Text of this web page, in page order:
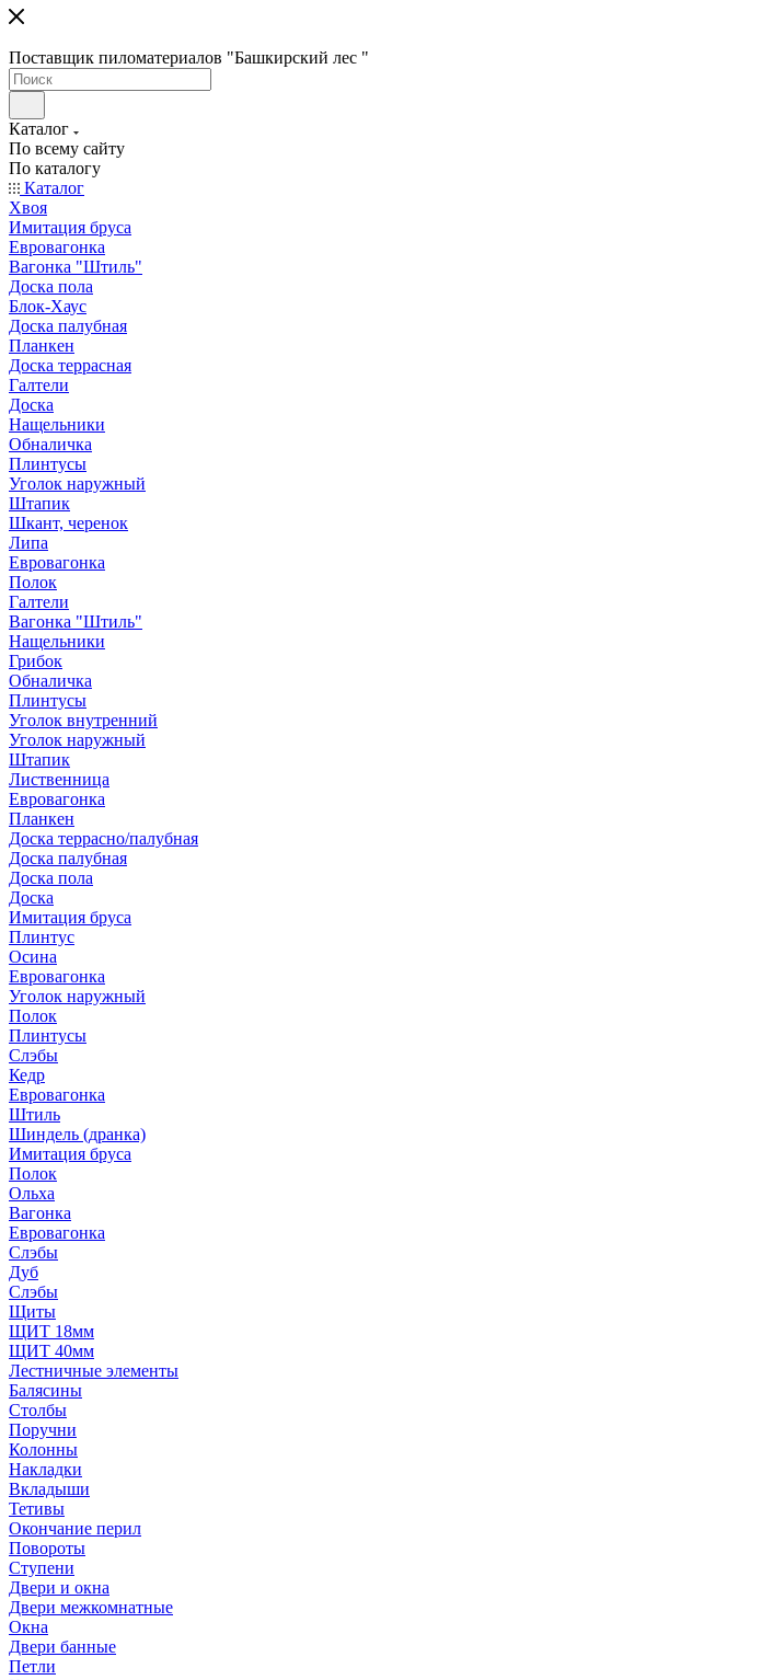
Поставщик пиломатериалов "Башкирский лес "
Каталог
По всему сайту
По каталогу
Каталог
Хвоя
Имитация бруса
Евровагонка
Вагонка "Штиль"
Доска пола
Блок-Хаус
Доска палубная
Планкен
Доска террасная
Галтели
Доска
Нащельники
Обналичка
Плинтусы
Уголок наружный
Штапик
Шкант, черенок
Липа
Евровагонка
Полок
Галтели
Вагонка "Штиль"
Нащельники
Грибок
Обналичка
Плинтусы
Уголок внутренний
Уголок наружный
Штапик
Лиственница
Евровагонка
Планкен
Доска террасно/палубная
Доска палубная
Доска пола
Доска
Имитация бруса
Плинтус
Осина
Евровагонка
Уголок наружный
Полок
Плинтусы
Слэбы
Кедр
Евровагонка
Штиль
Шиндель (дранка)
Имитация бруса
Полок
Ольха
Вагонка
Евровагонка
Слэбы
Дуб
Слэбы
Щиты
ЩИТ 18мм
ЩИТ 40мм
Лестничные элементы
Балясины
Столбы
Поручни
Колонны
Накладки
Вкладыши
Тетивы
Окончание перил
Повороты
Ступени
Двери и окна
Двери межкомнатные
Окна
Двери банные
Петли